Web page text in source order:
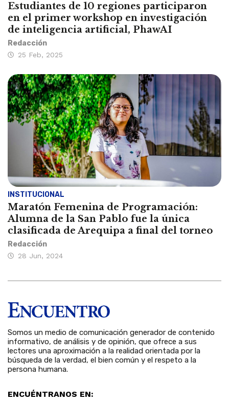
Estudiantes de 10 regiones participaron
en el primer workshop en investigación
de inteligencia artificial, PhawAI
Redacción
25 Feb, 2025
INSTITUCIONAL
Maratón Femenina de Programación:
Alumna de la San Pablo fue la única
clasificada de Arequipa a final del torneo
Redacción
28 Jun, 2024
Somos un medio de comunicación generador de contenido
informativo, de análisis y de opinión, que ofrece a sus
lectores una aproximación a la realidad orientada por la
búsqueda de la verdad, el bien común y el respeto a la
persona humana.
ENCUÉNTRANOS EN: